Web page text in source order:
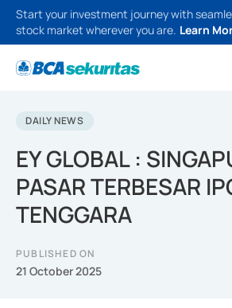
Start your investment journey with
stock market wherever you are. Learn
DAILY NEWS
EY GLOBAL :
PASAR TERBESAR
TENGGARA
PUBLISHED ON
21 October 2025